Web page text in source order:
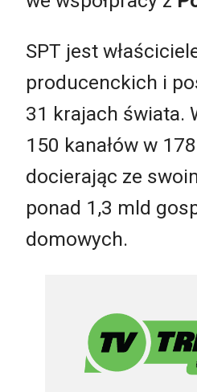
SPT jest
producenckich i
31 krajach świata.
150 kanałów w
docierając ze
ponad 1,3 mld
domowych.